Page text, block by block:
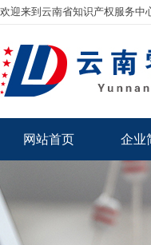
欢迎来到云南省知识产权服务中
网站首页 企业